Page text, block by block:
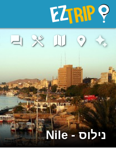
נילוס - Nile
EZTrip